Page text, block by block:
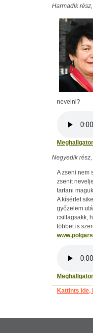
Harmadik
nevelni?
Negyedik
A zseni nem
zsenit
tartani
A kísérlet
győzelem
csillagsakk,
többet is
Kattints ide,